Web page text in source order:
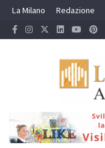
Skip
content
La Milano Redazione